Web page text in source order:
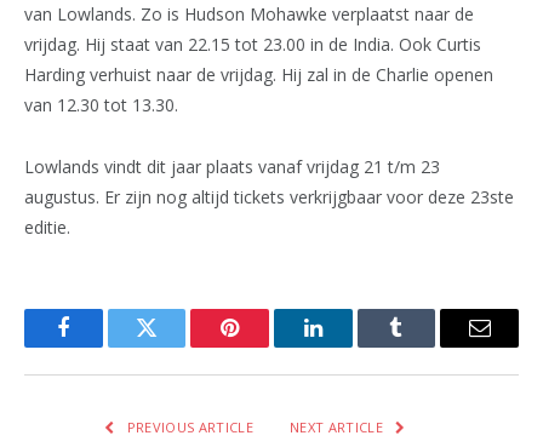
van Lowlands. Zo is Hudson Mohawke verplaatst naar de
vrijdag. Hij staat van 22.15 tot 23.00 in de India. Ook Curtis
Harding verhuist naar de vrijdag. Hij zal in de Charlie openen
van 12.30 tot 13.30.
Lowlands vindt dit jaar plaats vanaf vrijdag 21 t/m 23
augustus. Er zijn nog altijd tickets verkrijgbaar voor deze 23ste
editie.
FacebookTwitter Pinterest LinkedInTumblr Email
PREVIOUS ARTICLE NEXT ARTICLE